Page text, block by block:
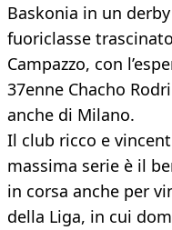
Baskonia in un
fuoriclasse
Campazzo, con
37enne Chacho
anche di Milano.
Il club ricco e
massima serie è il
in corsa anche per
della Liga, in cui